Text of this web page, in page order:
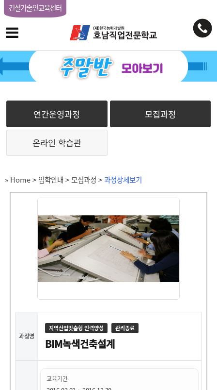
건설기술인교육센터
연간운영과정 모집과정
온라인 학습관
» Home> 입학안내 >모집과정 >과정상세보기
과정명
지역산업맞춤형 인력양성 관리종료
BIM녹색건축설계
교육기간